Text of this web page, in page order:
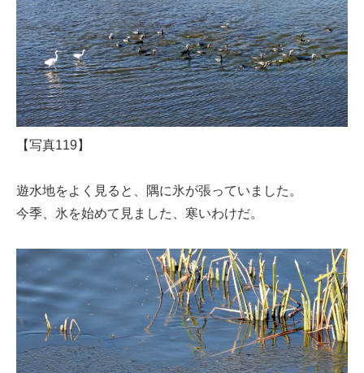
【写真119】
遊水地をよく見ると、隅に氷が張っていました。
今季、氷を始めて見ました、寒いわけだ。